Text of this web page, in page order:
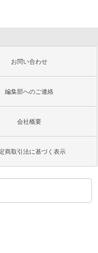
お問い合わせ
編集部へのご連絡
会社概要
商取引法に基づく表示